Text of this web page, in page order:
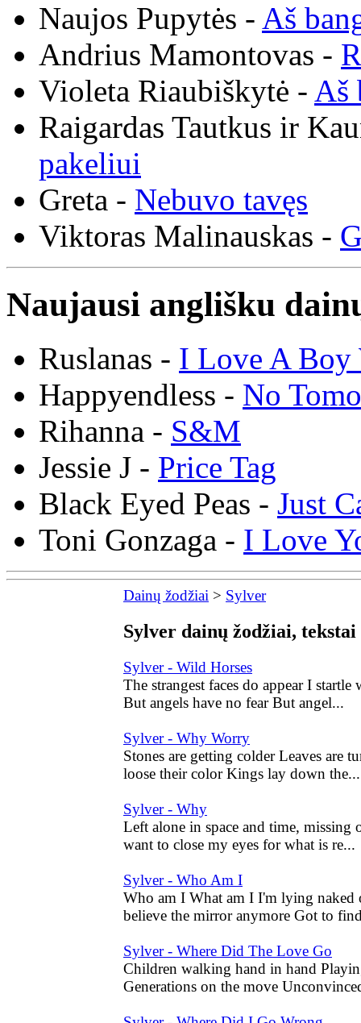
Naujos Pupytės - Aš
Andrius Mamontovas -
Violeta Riaubiškytė - Aš
Raigardas Tautkus ir
pakeliui
Greta - Nebuvo tavęs
Viktoras Malinauskas -
Naujausi anglišku
Ruslanas - I Love A Boy
Happyendless - No
Rihanna - S&M
Jessie J - Price Tag
Black Eyed Peas - Just
Toni Gonzaga - I Love
Dainų žodžiai > Sylver
Sylver dainų žodžiai, tekstai
Sylver - Wild Horses
The strangest faces do appear I
But angels have no fear But angel...
Sylver - Why Worry
Stones are getting colder Leaves are
loose their color Kings lay down the...
Sylver - Why
Left alone in space and time, missing
want to close my eyes for what is re...
Sylver - Who Am I
Who am I What am I I'm lying naked
believe the mirror anymore Got to
Sylver - Where Did The Love Go
Children walking hand in hand
Generations on the move